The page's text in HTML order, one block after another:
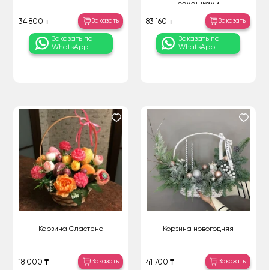
34 800 ₸ Заказать
Заказать по
WhatsApp
ромашками
83 160 ₸ Заказать
Заказать по
WhatsApp
Корзина Сластена
18 000 ₸ Заказать
Корзина новогодняя
41 700 ₸ Заказать